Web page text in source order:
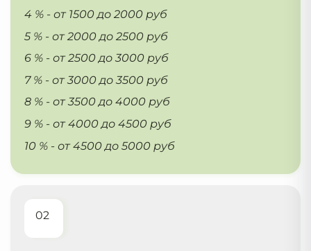
4 % - от 1500 до 2000 руб
5 % - от 2000 до 2500 руб
6 % - от 2500 до 3000 руб
7 % - от 3000 до 3500 руб
8 % - от 3500 до 4000 руб
9 % - от 4000 до 4500 руб
10 % - от 4500 до 5000 руб
02